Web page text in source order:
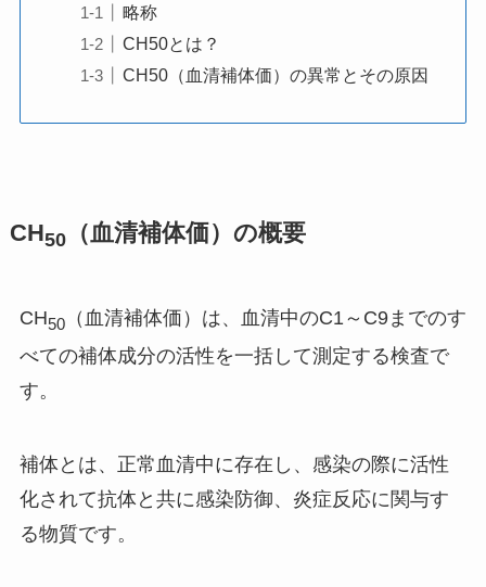
略称
CH50とは？
CH50（血清補体価）の異常とその原因
CH50（血清補体価）の概要
CH50（血清補体価）は、血清中のC1～C9までのす
べての補体成分の活性を一括して測定する検査で
す。
補体とは、正常血清中に存在し、感染の際に活性
化されて抗体と共に感染防御、炎症反応に関与す
る物質です。